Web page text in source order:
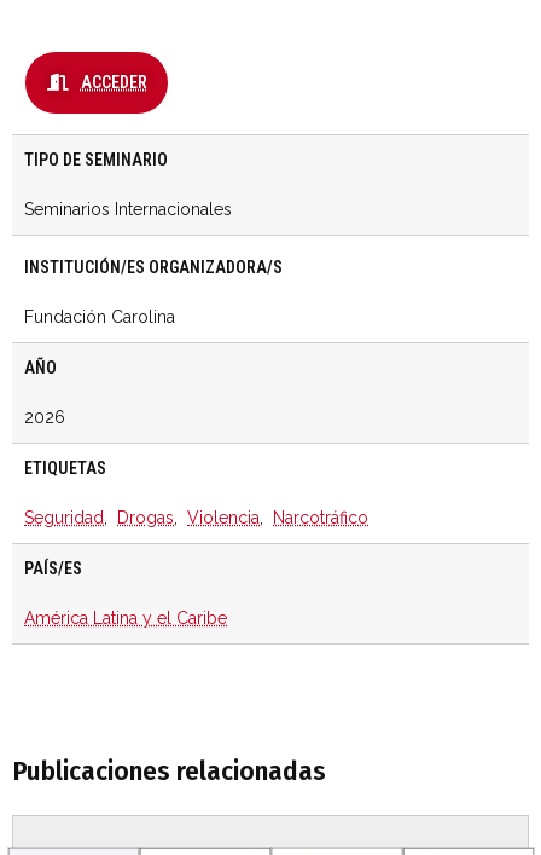
ACCEDER
TIPO DE SEMINARIO
Seminarios Internacionales
INSTITUCIÓN/ES ORGANIZADORA/S
Fundación Carolina
AÑO
2026
ETIQUETAS
Seguridad Drogas Violencia Narcotráfico
PAÍS/ES
América Latina y el Caribe
Publicaciones relacionadas